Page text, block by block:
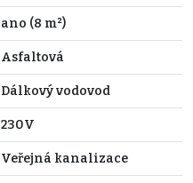
ano (8 m²)
Asfaltová
Dálkový vodovod
230V
Veřejná kanalizace